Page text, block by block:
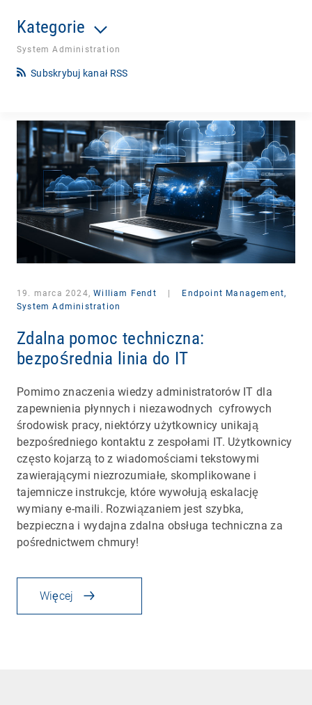
Kategorie
System Administration
Subskrybuj kanał RSS
19. marca 2024,William Fendt
Endpoint Management,
System Administration
Zdalna pomoc techniczna:
bezpośrednia linia do IT
Pomimo znaczenia wiedzy administratorów IT dla
zapewnienia płynnych i niezawodnych cyfrowych
środowisk pracy, niektórzy użytkownicy unikają
bezpośredniego kontaktu z zespołami IT. Użytkownicy
często kojarzą to z wiadomościami tekstowymi
zawierającymi niezrozumiałe, skomplikowane i
tajemnicze instrukcje, które wywołują eskalację
wymiany e-maili. Rozwiązaniem jest szybka,
bezpieczna i wydajna zdalna obsługa techniczna za
pośrednictwem chmury!
Więcej